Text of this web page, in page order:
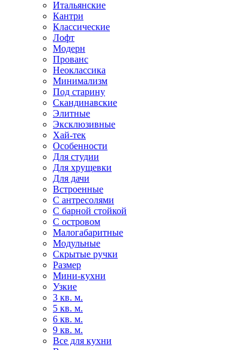
Итальянские
Кантри
Классические
Лофт
Модерн
Прованс
Неоклассика
Минимализм
Под старину
Скандинавские
Элитные
Эксклюзивные
Хай-тек
Особенности
Для студии
Для хрущевки
Для дачи
Встроенные
С антресолями
С барной стойкой
С островом
Малогабаритные
Модульные
Скрытые ручки
Размер
Мини-кухни
Узкие
3 кв. м.
5 кв. м.
6 кв. м.
9 кв. м.
Все для кухни